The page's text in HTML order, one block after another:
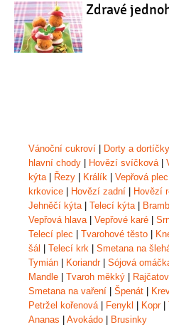
Zdravé
Vánoční cukroví Dorty a dortíčky
hlavní chody
Hovězí svíčková|
kýta| Řezy Králík Vepřová plec
krkovice
Hovězí zadní Hovězí
Jehněčí kýta| Telecí kýta|
Vepřová hlava| Vepřové karé
Telecí plec
Tvarohové těsto
šál
Telecí krk Smetana na
Tymián
Koriandr| Sójová
Mandle
Tvaroh měkký
Smetana na vaření
Špenát
Petržel kořenová| Fenykl Kopr|
Ananas
Avokádo Brusinky